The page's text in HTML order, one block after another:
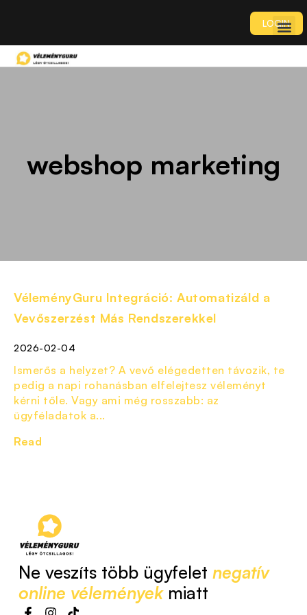
LOGIN
webshop marketing
VéleményGuru Integráció: Automatizáld a
Vevőszerzést Más Rendszerekkel
2026-02-04
Ismerős a helyzet? A vevő elégedetten távozik, te
pedig a napi rohanásban elfelejtesz véleményt
kérni tőle. Vagy ami még rosszabb: az
ügyféladatok a...
Read
Ne veszíts több ügyfelet negatív
online véleményekmiatt